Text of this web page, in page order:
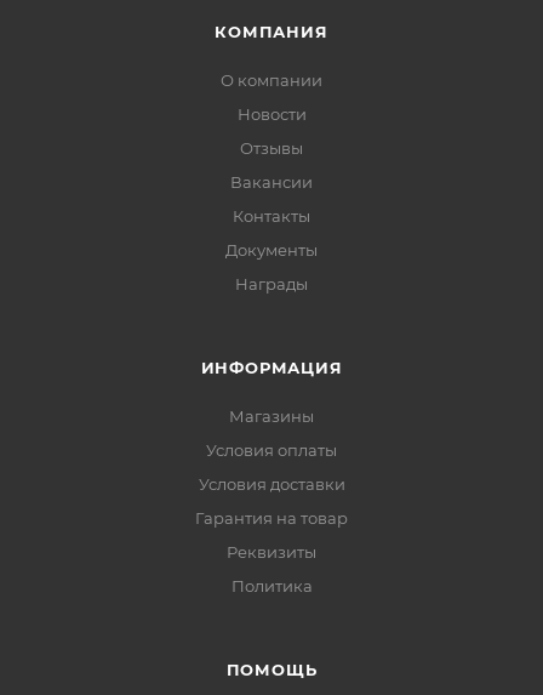
КОМПАНИЯ
О компании
Новости
Отзывы
Вакансии
Контакты
Документы
Награды
ИНФОРМАЦИЯ
Магазины
Условия оплаты
Условия доставки
Гарантия на товар
Реквизиты
Политика
ПОМОЩЬ